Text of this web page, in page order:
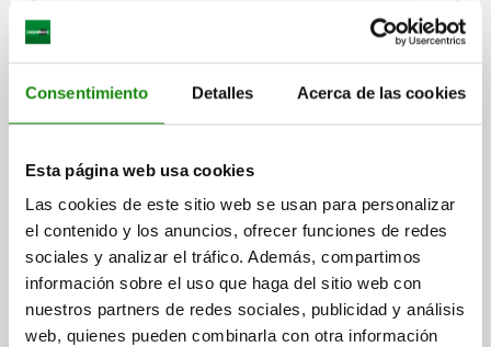
Consentimiento Detalles Acerca de las cookies
Esta página web usa cookies
Las cookies de este sitio web se usan para personalizar
el contenido y los anuncios, ofrecer funciones de redes
sociales y analizar el tráfico. Además, compartimos
información sobre el uso que haga del sitio web con
nuestros partners de redes sociales, publicidad y análisis
web, quienes pueden combinarla con otra información
$15,140.30
más IVA.
más gastos de envío
DETALLES
CAD
DESCARGAS